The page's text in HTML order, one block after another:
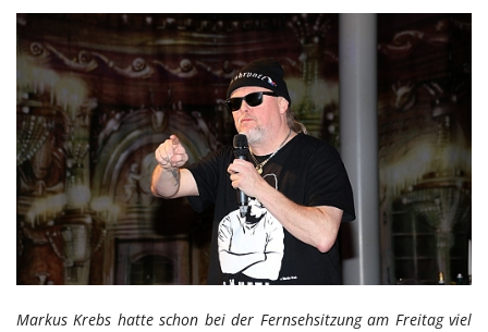
Markus Krebs hatte schon bei der Fernsehsitzung am Freitag viel